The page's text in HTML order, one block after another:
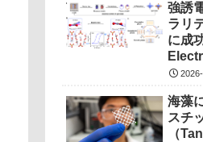
ワー
子の
（
DC
強誘
ラリ
に成
海藻
スチ
（